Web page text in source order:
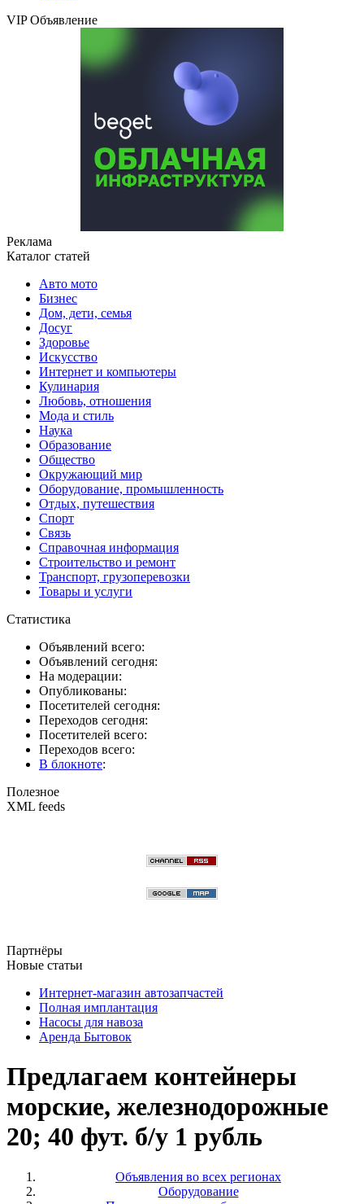
VIP Объявление
Реклама
Каталог статей
Авто мото
Бизнес
Дом, дети, семья
Досуг
Здоровье
Искусство
Интернет и компьютеры
Кулинария
Любовь, отношения
Мода и стиль
Наука
Образование
Общество
Окружающий мир
Оборудование, промышленность
Отдых, путешествия
Спорт
Связь
Справочная информация
Строительство и ремонт
Транспорт, грузоперевозки
Товары и услуги
Статистика
Объявлений всего:
Объявлений сегодня:
На модерации:
Опубликованы:
Посетителей сегодня:
Переходов сегодня:
Посетителей всего:
Переходов всего:
В блокноте:
Полезное
XML feeds
Партнёры
Новые статьи
Интернет-магазин автозапчастей
Полная имплантация
Насосы для навоза
Аренда Бытовок
Предлагаем контейнеры
морские, железнодорожные
20; 40 фут. б/у 1 рубль
Объявления во всех регионах
Оборудование